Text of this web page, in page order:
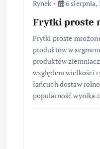
Rynek 6 sierpnia,
Frytki proste
Frytki proste
produktów w
produktów
względem wielkości
łańcuch dostaw
popularność wynika